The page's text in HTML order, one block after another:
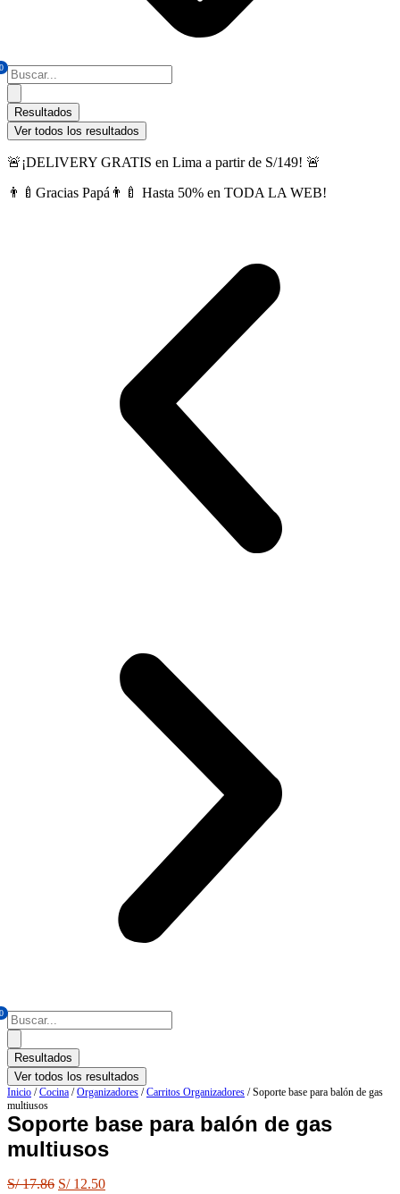
0 Search
...
Resultados
Ver todos los resultados
🚨¡DELIVERY GRATIS en Lima a partir de S/149! 🚨
👨‍🍼Gracias Papá👨‍🍼 Hasta 50% en TODA LA WEB!
0 Search
...
Resultados
Ver todos los resultados
Inicio /Cocina /Organizadores /Carritos Organizadores / Soporte base para balón de gas
multiusos
Soporte base para balón de gas
multiusos
S/17.86 El
S/12.50El